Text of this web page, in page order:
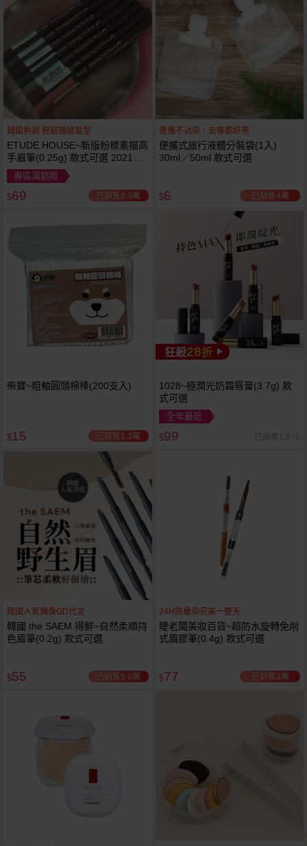
韓國熱銷 輕鬆描繪眉型
ETUDE HOUSE~新版粉標素描高
手眉筆(0.25g) 款式可選 2021最
新版
專區滿額贈
$69 已銷售8.9萬
便攜不沾染，去哪都好帶
便攜式旅行液體分裝袋(1入)
30ml／50ml 款式可選
$6 已銷售4萬
柴寶~粗軸圓頭棉棒(200支入)
$15 已銷售1.3萬
狂殺28折
1028~極潤光奶霜唇膏(3.7g) 款
式可選
全年最低
$99 已銷售1,875
韓國人氣偶像GD代言
韓國 the SAEM 得鮮~自然柔順持
色眉筆(0.2g) 款式可選
$55 已銷售5.8萬
24H防暈染完美一整天
睫老闆美妝百貨~超防水旋轉免削
式眉膠筆(0.4g) 款式可選
$77 已銷售3萬